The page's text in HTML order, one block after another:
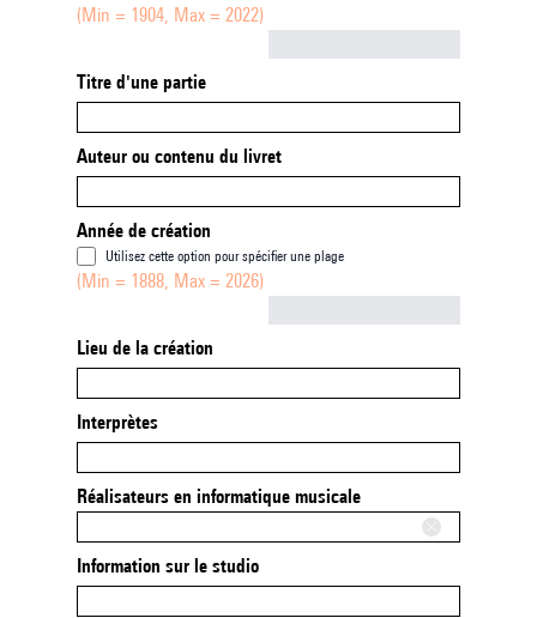
(Min = 1904, Max = 2022)
Titre d'une partie
Auteur ou contenu du livret
Année de création
Utilisez cette option pour spécifier une plage
(Min = 1888, Max = 2026)
Lieu de la création
Interprètes
Réalisateurs en informatique musicale
Information sur le studio